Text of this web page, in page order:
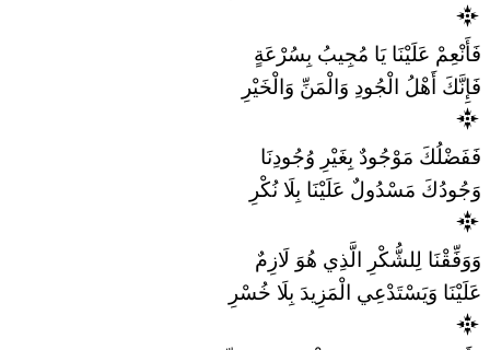
فَأَنْعِمْ عَلَيْنَا يَا مُجِيبُ بِسُرْعَةٍ
فَإِنَّكَ أَهْلُ الْجُودِ وَالْمَنِّ وَالْخَيْرِ
فَفَضْلُكَ مَوْجُودٌ بِغَيْرِ وُجُودِنَا
وَجُودُكَ مَسْدُولٌ عَلَيْنَا بِلَا نُكْرِ
وَوَفِّقْنَا لِلشُّكْرِ الَّذِي هُوَ لَازِمٌ
عَلَيْنَا وَيَسْتَدْعِي الْمَزِيدَ بِلَا خُسْرِ